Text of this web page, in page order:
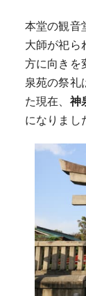
本堂の観音
大師が祀ら
方に向きを
泉苑の祭礼
た現在、 神
になりまし